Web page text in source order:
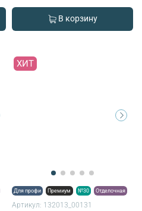
В корзину
ХИТ
Для профи Премиум №30 Отделочная
Артикул: 132013_00131